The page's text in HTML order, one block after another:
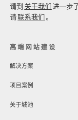
请到 关于我们进一步
请联系我们。
高端网站建设
解决方案
项目案例
关于城池